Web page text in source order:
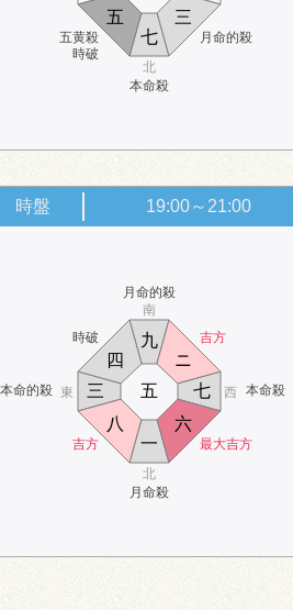
五黄殺
時破
本命殺
月命的殺
北
七
三
五
時盤 19:00～21:00
時破
月命的殺
吉方
本命的殺 本命殺
吉方
月命殺
最大吉方
南
北
東 西
一
ニ
三
四
五
六
七
八
九